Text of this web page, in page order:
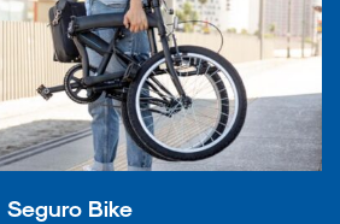
Seguro Bike